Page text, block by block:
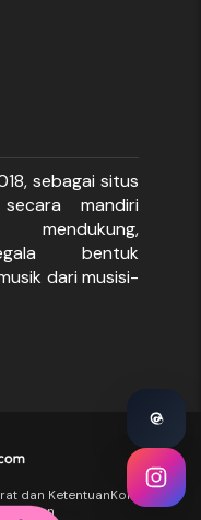
sebagai situs
mandiri
bentuk
dari musisi-
dan KetentuanKontak
IklanIklan